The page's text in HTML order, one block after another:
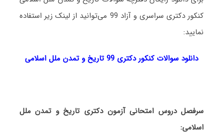
کنکور دکتری سراسری و آزاد 99 می‌توانید از لینک زیر استفاده
نمایید:
دانلود سوالات کنکور دکتری 99 تاریخ و تمدن ملل اسلامی
سرفصل دروس امتحانی آزمون دکتری تاریخ و تمدن ملل
اسلامی: